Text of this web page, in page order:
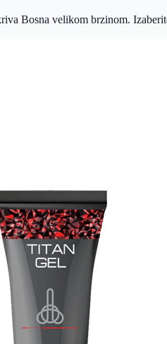
Bosna velikom brzinom.